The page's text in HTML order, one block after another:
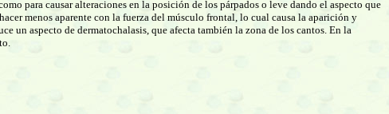
para causar alteraciones en la posición de los párpados o leve dando el aspecto que
menos aparente con la fuerza del músculo frontal, lo cual causa la aparición y
un aspecto de dermatochalasis, que afecta también la zona de los cantos. En la